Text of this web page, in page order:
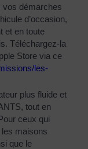
vos démarches
d’occasion,
et en toute
Téléchargez-la
Store via ce
les-
plus fluide et
tout en
ceux qui
maisons
que le